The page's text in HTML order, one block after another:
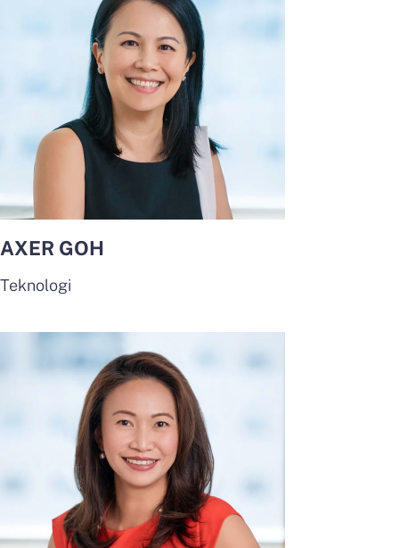
AXER GOH
Teknologi